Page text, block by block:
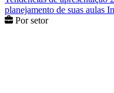
planejamento de suas aulas
Por setor